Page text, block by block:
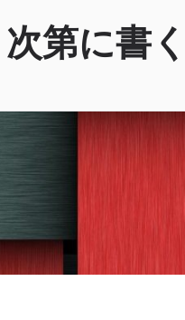
第に書